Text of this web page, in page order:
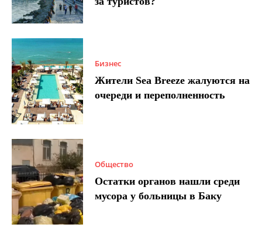
Бизнес
Жители Sea Breeze жалуются на
очереди и переполненность
Общество
Остатки органов нашли среди
мусора у больницы в Баку